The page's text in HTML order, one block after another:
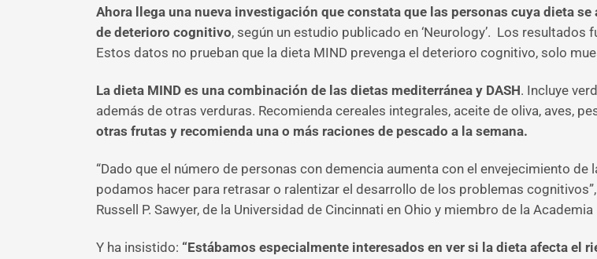
Ahora llega una nueva investigación que constata que las personas cuya dieta
de deterioro cognitivo, según un estudio publicado en ‘Neurology’. Los
Estos datos no prueban que la dieta MIND prevenga el deterioro cognitivo, solo
La dieta MIND es una combinación de las dietas mediterránea y DASH. Incluye
además de otras verduras. Recomienda cereales integrales, aceite de oliva, aves,
otras frutas y recomienda una o más raciones de pescado a la semana.
“Dado que el número de personas con demencia aumenta con el envejecimiento
podamos hacer para retrasar o ralentizar el desarrollo de los problemas
Russell P. Sawyer, de la Universidad de Cincinnati en Ohio y miembro de la
Y ha insistido: “Estábamos especialmente interesados ​​en ver si la dieta afecta